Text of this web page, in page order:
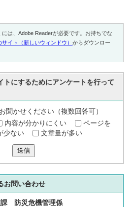
は、Adobe Readerが必要です。お持ちでな
サイト（新しいウィンドウ）からダウンロー
トにするためにアンケートを行って
聞かせください（複数回答可）
内容が分かりにくい
ページを
少ない 文章量が多い
送信
お問い合わせ
防災危機管理係